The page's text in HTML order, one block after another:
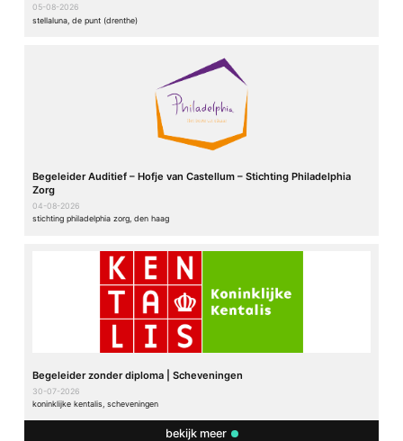
05-08-2026
stellaluna, de punt (drenthe)
Begeleider Auditief – Hofje van Castellum – Stichting Philadelphia
Zorg
04-08-2026
stichting philadelphia zorg, den haag
Begeleider zonder diploma | Scheveningen
30-07-2026
koninklijke kentalis, scheveningen
bekijk meer